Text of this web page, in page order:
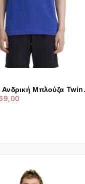
Ανδρική Μπλούζα Twin
M3600-99A Μπλε